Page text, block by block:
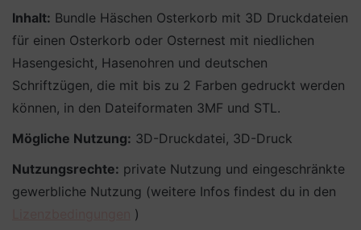
Inhalt: Bundle Häschen Osterkorb mit 3D Druckdateien
für einen Osterkorb oder Osternest mit niedlichen
Hasengesicht, Hasenohren und deutschen
Schriftzügen, die mit bis zu 2 Farben gedruckt werden
können, in den Dateiformaten 3MF und STL.
Mögliche Nutzung: 3D-Druckdatei, 3D-Druck
Nutzungsrechte: private Nutzung und eingeschränkte
gewerbliche Nutzung (weitere Infos findest du in den
)